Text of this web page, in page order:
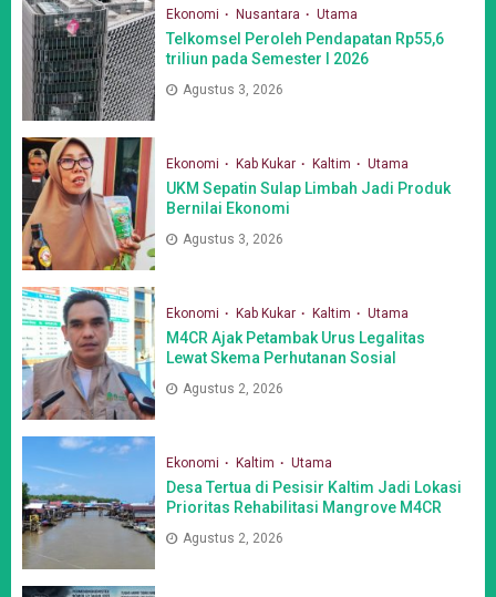
Ekonomi Nusantara Utama
Telkomsel Peroleh Pendapatan Rp55,6
triliun pada Semester I 2026
Agustus 3, 2026
Ekonomi Kab Kukar Kaltim Utama
UKM Sepatin Sulap Limbah Jadi Produk
Bernilai Ekonomi
Agustus 3, 2026
Ekonomi Kab Kukar Kaltim Utama
M4CR Ajak Petambak Urus Legalitas
Lewat Skema Perhutanan Sosial
Agustus 2, 2026
Ekonomi Kaltim Utama
Desa Tertua di Pesisir Kaltim Jadi Lokasi
Prioritas Rehabilitasi Mangrove M4CR
Agustus 2, 2026